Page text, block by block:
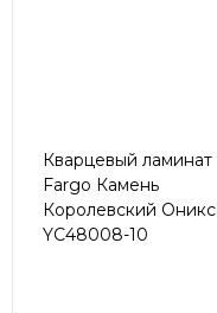
Кварцевый ламинат
Fargo Камень
Королевский Оникс
YC48008-10